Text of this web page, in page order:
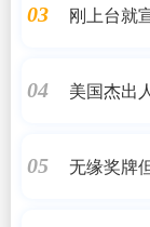
03
刚上台就
04
美国杰出
05
无缘奖牌